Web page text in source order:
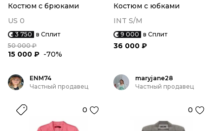
Костюм с брюками
US 0
3 750 в Сплит
50 000 ₽
15 000 ₽ -70%
Костюм с юбками
INT S/M
9 000 в Сплит
36 000 ₽
ENM74
Частный продавец
0
maryjane28
Частный продавец
0